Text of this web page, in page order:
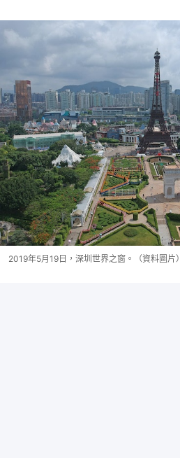
2019年5月19日，深圳世界之窗。（資料圖片）